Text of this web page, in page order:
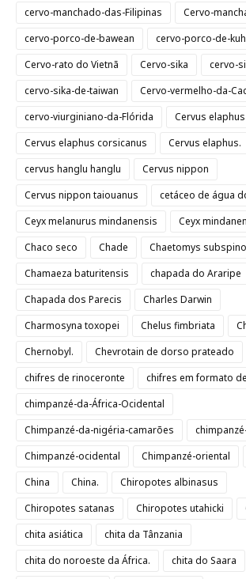
cervo-manchado-das-Filipinas
Cervo-
cervo-porco-de-bawean
cervo-porco-de-
Cervo-rato do Vietnã
Cervo-sika
cervo-
cervo-sika-de-taiwan
Cervo-vermelho-da-
cervo-viurginiano-da-Flórida
Cervus
Cervus elaphus corsicanus
Cervus elaphus.
cervus hanglu hanglu
Cervus nippon
Cervus nippon taiouanus
cetáceo de água
Ceyx melanurus mindanensis
Ceyx
Chaco seco
Chade
Chaetomys
Chamaeza baturitensis
chapada do Araripe
Chapada dos Parecis
Charles Darwin
Charmosyna toxopei
Chelus fimbriata
Chernobyl.
Chevrotain de dorso prateado
chifres de rinoceronte
chifres em formato
chimpanzé-da-África-Ocidental
Chimpanzé-da-nigéria-camarões
Chimpanzé-ocidental
Chimpanzé-oriental
China
China.
Chiropotes albinasus
Chiropotes satanas
Chiropotes utahicki
chita asiática
chita da Tânzania
chita do noroeste da África.
chita do Saara